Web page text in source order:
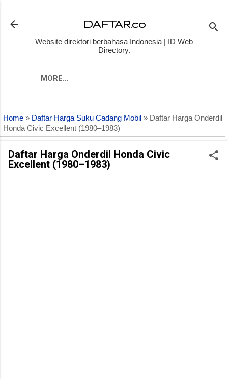
DAFTAR.co
Website direktori berbahasa Indonesia | ID Web
Directory.
MORE…
Home » Daftar Harga Suku Cadang Mobil » Daftar Harga Onderdil
Honda Civic Excellent (1980–1983)
Daftar Harga Onderdil Honda Civic
Excellent (1980–1983)